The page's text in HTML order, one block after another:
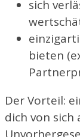
sich
bieten
Der Vorteil:
dich von